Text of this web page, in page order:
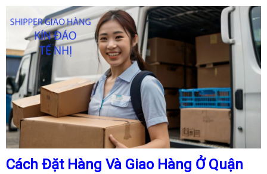
Cách Đặt Hàng Và Giao Hàng ỞQuận